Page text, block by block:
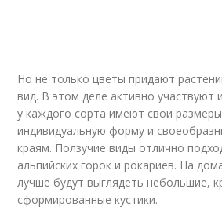
Но не только цветы придают
вид. В этом деле активно участвуют
у каждого сорта имеют свои
индивидуальную форму и
краям. Ползучие виды отлично
альпийских горок и рокариев. На
лучше будут выглядеть небольшие,
сформированные кустики.